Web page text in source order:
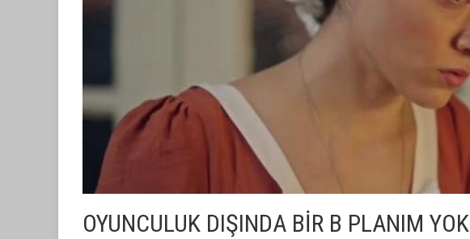
OYUNCULUK DIŞINDA BİR B PLANIM YOK